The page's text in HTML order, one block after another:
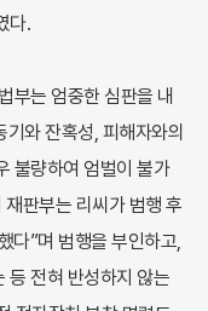
다.
부는 엄중한 심판을 내
와 잔혹성, 피해자와의
불량하여 엄벌이 불가
판부는 리씨가 범행 후
다”며 범행을 부인하고,
등 전혀 반성하지 않는